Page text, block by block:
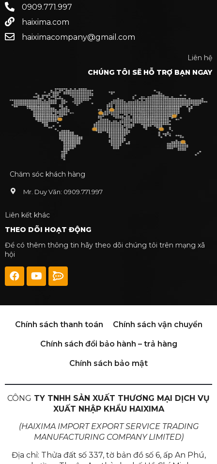
0909.771.997
haixima.com
haiximacompany@gmail.com
Liên hệ
CHÚNG TÔI SẼ HỖ TRỢ BẠN NGAY
Chăm sóc khách hàng
Mr. Duy Văn: 0909.771.997
Liên kết khác
THEO DÕI HOẠT ĐỘNG
Để có thêm thông tin hãy theo dõi chúng tôi trên mạng xã
hội
Chính sách thanh toán Chính sách vận chuyển
Chính sách đổi bảo hành – trả hàng
Chính sách bảo mật
CÔNG TY TNHH SẢN XUẤT THƯƠNG MẠI DỊCH VỤ
XUẤT NHẬP KHẨU HAIXIMA
(HAIXIMA IMPORT EXPORT SERVICE TRADING
MANUFACTURING COMPANY LIMITED)
Địa chỉ: Thửa đất số 337, tờ bản đồ số 6, ấp An Phú,